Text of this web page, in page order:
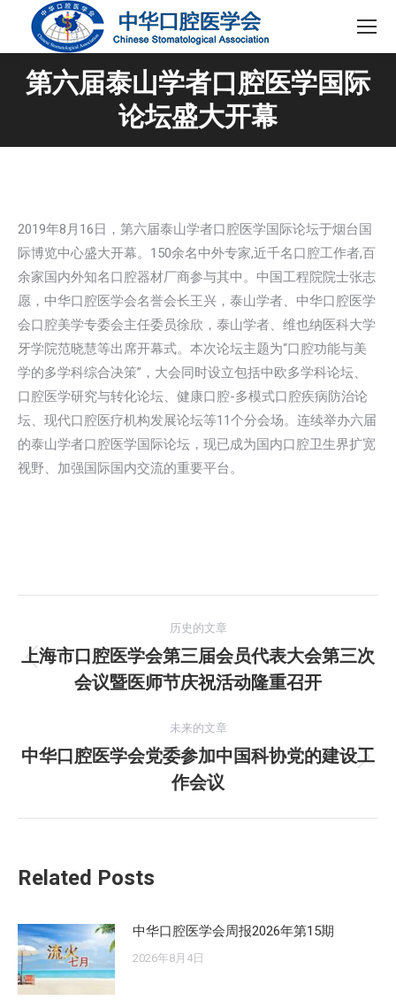
第六届泰山学者口腔医学国际
论坛盛大开幕
2019年8月16日，第六届泰山学者口腔医学国际论坛于烟台国
际博览中心盛大开幕。150余名中外专家,近千名口腔工作者,百
余家国内外知名口腔器材厂商参与其中。中国工程院院士张志
愿，中华口腔医学会名誉会长王兴，泰山学者、中华口腔医学
会口腔美学专委会主任委员徐欣，泰山学者、维也纳医科大学
牙学院范晓慧等出席开幕式。本次论坛主题为“口腔功能与美
学的多学科综合决策”，大会同时设立包括中欧多学科论坛、
口腔医学研究与转化论坛、健康口腔-多模式口腔疾病防治论
坛、现代口腔医疗机构发展论坛等11个分会场。连续举办六届
的泰山学者口腔医学国际论坛，现已成为国内口腔卫生界扩宽
视野、加强国际国内交流的重要平台。
章
历史的文章
历
史
文
章：
上海市口腔医学会第三届会员代表大会第三次
会议暨医师节庆祝活动隆重召开
未来的文章
未
来
的
中华口腔医学会党委参加中国科协党的建设工
作会议
Related Posts
中华口腔医学会周报2026年第15期
2026年8月4日